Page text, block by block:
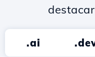
.ai